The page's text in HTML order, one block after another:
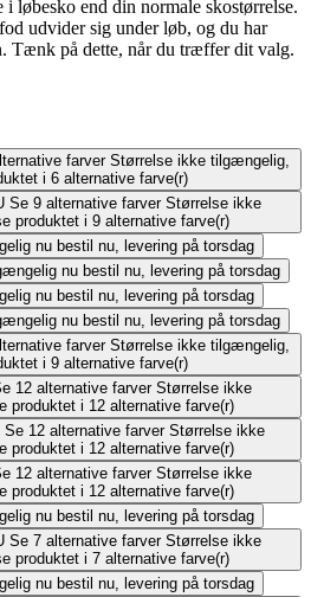
løbesko end din normale skostørrelse.
udvider sig under løb, og du har
Tænk på dette, når du træffer dit valg.
farver Størrelse ikke tilgængelig,
i 6 alternative farve(r)
Se 9 alternative farver Størrelse ikke
produktet i 9 alternative farve(r)
nu bestil nu, levering på torsdag
nu bestil nu, levering på torsdag
nu bestil nu, levering på torsdag
nu bestil nu, levering på torsdag
farver Størrelse ikke tilgængelig,
i 9 alternative farve(r)
12 alternative farver Størrelse ikke
produktet i 12 alternative farve(r)
Se 12 alternative farver Størrelse ikke
produktet i 12 alternative farve(r)
12 alternative farver Størrelse ikke
produktet i 12 alternative farve(r)
nu bestil nu, levering på torsdag
Se 7 alternative farver Størrelse ikke
produktet i 7 alternative farve(r)
nu bestil nu, levering på torsdag